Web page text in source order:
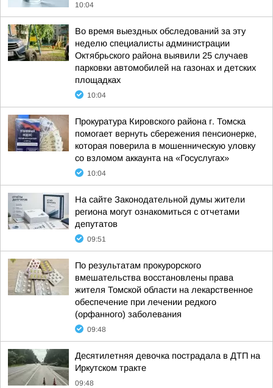
10:04
Во время выездных обследований за эту
неделю специалисты администрации
Октябрьского района выявили 25 случаев
парковки автомобилей на газонах и детских
площадках
10:04
Прокуратура Кировского района г. Томска
помогает вернуть сбережения пенсионерке,
которая поверила в мошенническую уловку
со взломом аккаунта на «Госуслугах»
10:04
На сайте Законодательной думы жители
региона могут ознакомиться с отчетами
депутатов
09:51
По результатам прокурорского
вмешательства восстановлены права
жителя Томской области на лекарственное
обеспечение при лечении редкого
(орфанного) заболевания
09:48
Десятилетняя девочка пострадала в ДТП на
Иркутском тракте
09:48